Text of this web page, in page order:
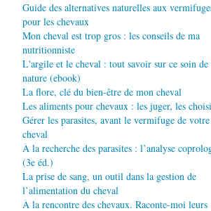
Guide des alternatives naturelles aux
pour les chevaux
Mon cheval est trop gros : les conseils de ma
nutritionniste
L'argile et le cheval : tout savoir sur ce soin de
nature (ebook)
La flore, clé du bien-être de mon cheval
Les aliments pour chevaux : les juger, les
Gérer les parasites, avant le vermifuge de votre
cheval
À la recherche des parasites : l’analyse
(3e éd.)
La prise de sang, un outil dans la gestion de
l’alimentation du cheval
À la rencontre des chevaux. Raconte-moi leurs